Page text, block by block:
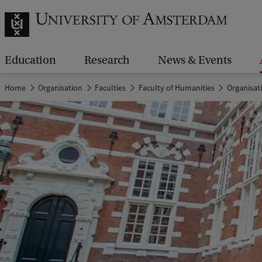
Education Research News & Events
Home Organisation Faculties Faculty of Humanities